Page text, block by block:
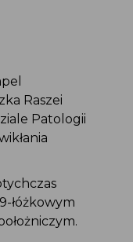
Raszei
Patologii
łóżkowym